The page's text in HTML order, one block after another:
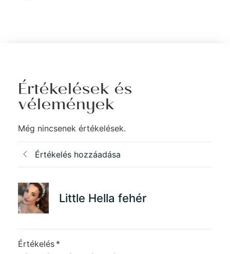
Értékelések és
vélemények
Még nincsenek értékelések.
Értékelés hozzáadása
Little Hella fehér
Értékelés *